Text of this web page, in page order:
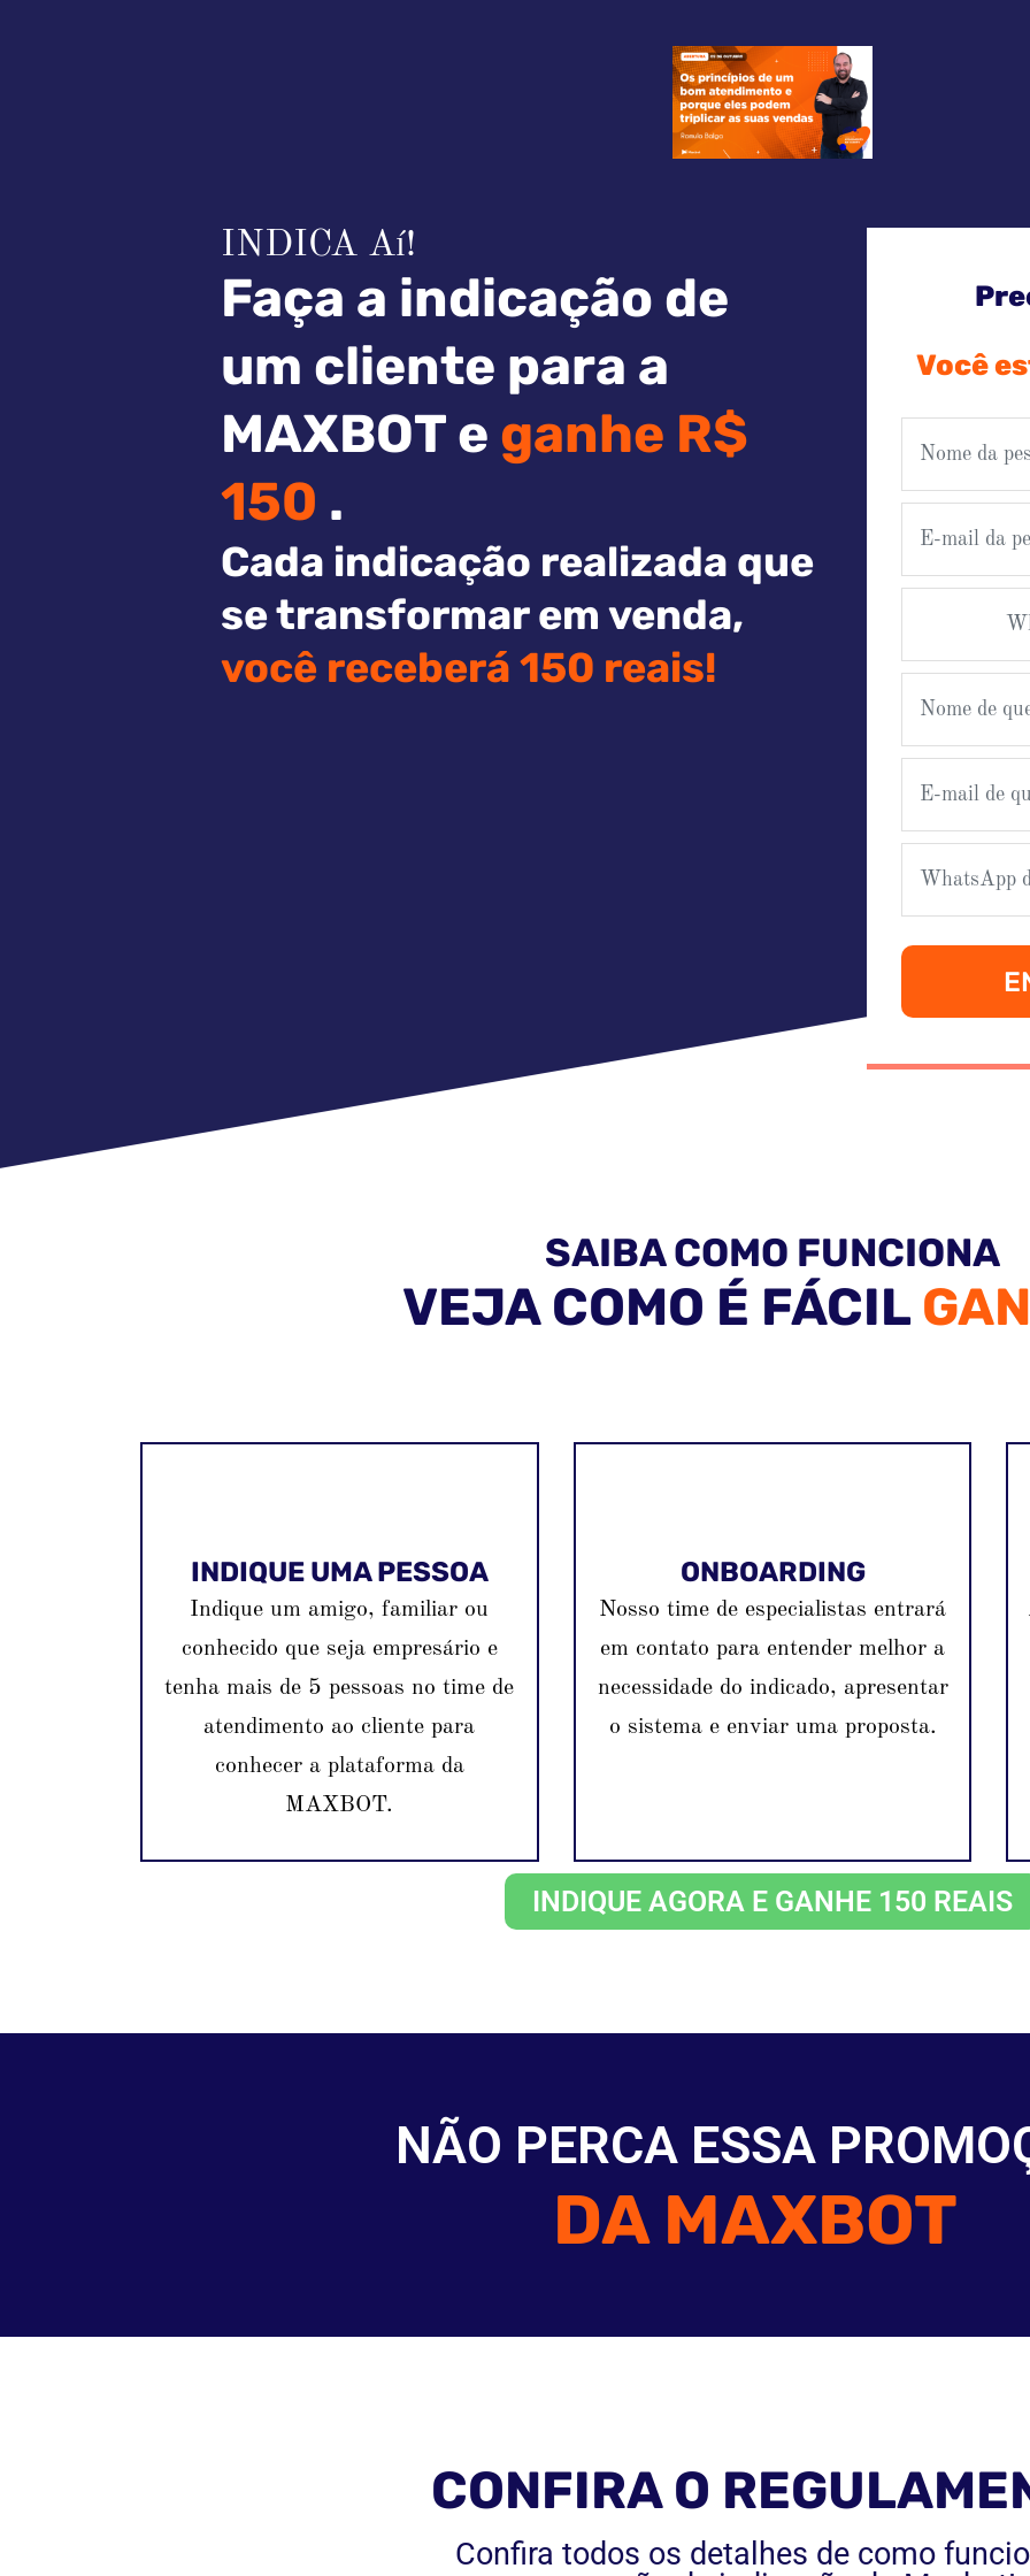
INDICA Aí!
Faça a indicação de
um cliente para a
MAXBOT e ganhe R$
150 .
Cada indicação realizada que
se transformar em venda,
você receberá 150 reais!
Você
SAIBA COMO FUNCIONA
VEJA COMO É FÁCIL
INDIQUE UMA PESSOA
Indique um amigo, familiar ou
conhecido que seja empresário e
tenha mais de 5 pessoas no time de
atendimento ao cliente para
conhecer a plataforma da
MAXBOT.
ONBOARDING
Nosso time de especialistas entrará
em contato para entender melhor a
necessidade do indicado, apresentar
o sistema e enviar uma proposta.
INDIQUE AGORA E GANHE 150 REAIS
NÃO PERCA ESSA
DA MAXBOT
CONFIRA O
Confira todos os detalhes de como